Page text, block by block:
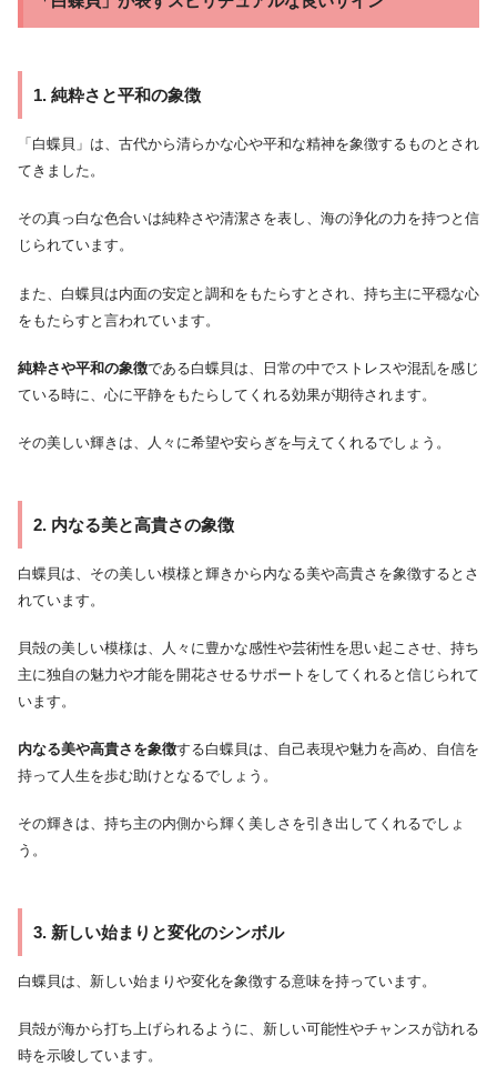
1. 純粋さと平和の象徴
「白蝶貝」は、古代から清らかな心や平和な精神を象徴するものとされ
てきました。
その真っ白な色合いは純粋さや清潔さを表し、海の浄化の力を持つと信
じられています。
また、白蝶貝は内面の安定と調和をもたらすとされ、持ち主に平穏な心
をもたらすと言われています。
純粋さや平和の象徴である白蝶貝は、日常の中でストレスや混乱を感じ
ている時に、心に平静をもたらしてくれる効果が期待されます。
その美しい輝きは、人々に希望や安らぎを与えてくれるでしょう。
2. 内なる美と高貴さの象徴
白蝶貝は、その美しい模様と輝きから内なる美や高貴さを象徴するとさ
れています。
貝殻の美しい模様は、人々に豊かな感性や芸術性を思い起こさせ、持ち
主に独自の魅力や才能を開花させるサポートをしてくれると信じられて
います。
内なる美や高貴さを象徴する白蝶貝は、自己表現や魅力を高め、自信を
持って人生を歩む助けとなるでしょう。
その輝きは、持ち主の内側から輝く美しさを引き出してくれるでしょ
う。
3. 新しい始まりと変化のシンボル
白蝶貝は、新しい始まりや変化を象徴する意味を持っています。
貝殻が海から打ち上げられるように、新しい可能性やチャンスが訪れる
時を示唆しています。